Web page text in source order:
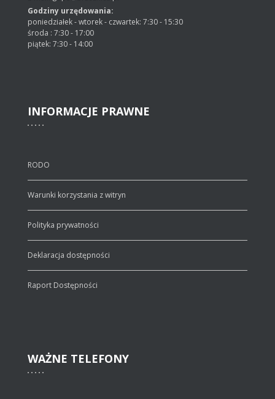
Godziny urzędowania:
poniedziałek - wtorek - czwartek: 7:30 - 15:30
środa : 7:30 - 17:00
piątek: 7:30 - 14:00
INFORMACJE PRAWNE
RODO
Warunki korzystania z witryn
Polityka prywatności
Deklaracja dostępności
Raport Dostępności
WAŻNE TELEFONY